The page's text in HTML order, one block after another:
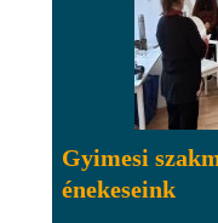
Gyimesi
énekeseink